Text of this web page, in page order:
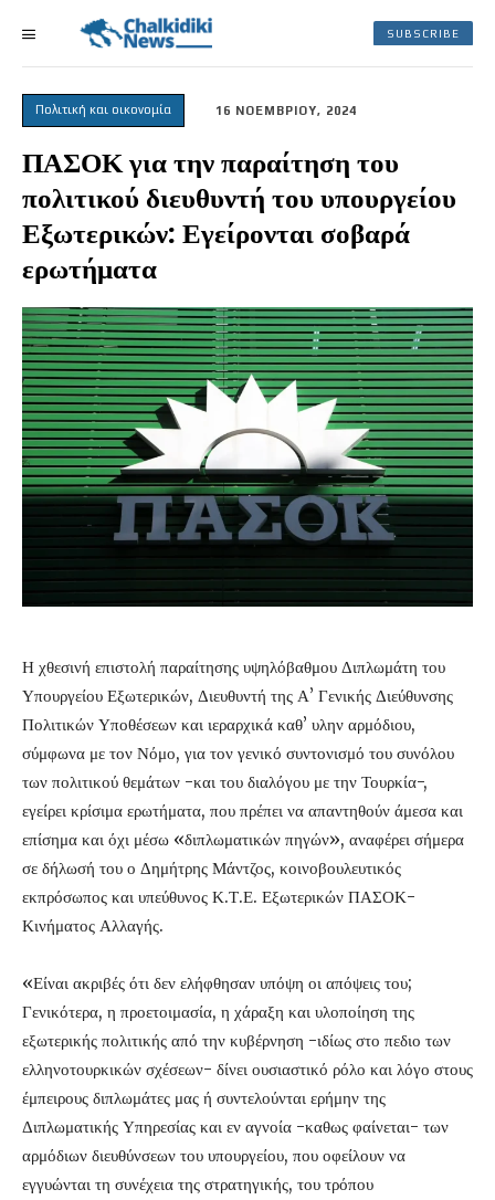
SUBSCRIBE
Πολιτική και οικονομία 16 ΝΟΕΜΒΡΙΟΥ, 2024
ΠΑΣΟΚ για την παραίτηση του
πολιτικού διευθυντή του υπουργείου
Εξωτερικών: Εγείρονται σοβαρά
ερωτήματα
Η χθεσινή επιστολή παραίτησης υψηλόβαθμου Διπλωμάτη του
Υπουργείου Εξωτερικών, Διευθυντή της Α’ Γενικής Διεύθυνσης
Πολιτικών Υποθέσεων και ιεραρχικά καθ’ υλην αρμόδιου,
σύμφωνα με τον Νόμο, για τον γενικό συντονισμό του συνόλου
των πολιτικού θεμάτων -και του διαλόγου με την Τουρκία-,
εγείρει κρίσιμα ερωτήματα, που πρέπει να απαντηθούν άμεσα και
επίσημα και όχι μέσω «διπλωματικών πηγών», αναφέρει σήμερα
σε δήλωσή του ο Δημήτρης Μάντζος, κοινοβουλευτικός
εκπρόσωπος και υπεύθυνος Κ.Τ.Ε. Εξωτερικών ΠΑΣΟΚ-
Κινήματος Αλλαγής.
«Είναι ακριβές ότι δεν ελήφθησαν υπόψη οι απόψεις του;
Γενικότερα, η προετοιμασία, η χάραξη και υλοποίηση της
εξωτερικής πολιτικής από την κυβέρνηση -ιδίως στο πεδιο των
ελληνοτουρκικών σχέσεων- δίνει ουσιαστικό ρόλο και λόγο στους
έμπειρους διπλωμάτες μας ή συντελούνται ερήμην της
Διπλωματικής Υπηρεσίας και εν αγνοία -καθως φαίνεται- των
αρμόδιων διευθύνσεων του υπουργείου, που οφείλουν να
εγγυώνται τη συνέχεια της στρατηγικής, του τρόπου